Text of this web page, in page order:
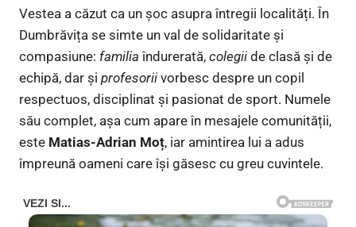
Vestea a căzut ca un șoc asupra întregii localități. În
Dumbrăvița se simte un val de solidaritate și
compasiune: familia îndurerată, colegii de clasă și de
echipă, dar și profesorii vorbesc despre un copil
respectuos, disciplinat și pasionat de sport. Numele
său complet, așa cum apare în mesajele comunității,
este Matias-Adrian Moț, iar amintirea lui a adus
împreună oameni care își găsesc cu greu cuvintele.